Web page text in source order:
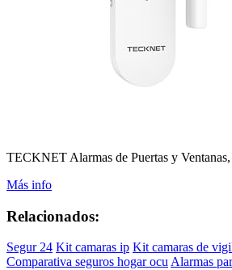
TECKNET Alarmas de Puertas y Ventanas,
Más info
Relacionados:
Segur 24 Kit camaras ip Kit camaras de
Comparativa seguros hogar ocu Alarmas